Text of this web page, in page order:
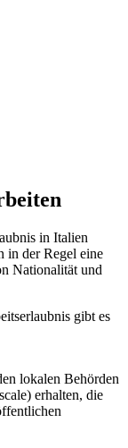
in Italien
in der Regel eine
Nationalität und
gibt es
lokalen Behörden
erhalten, die